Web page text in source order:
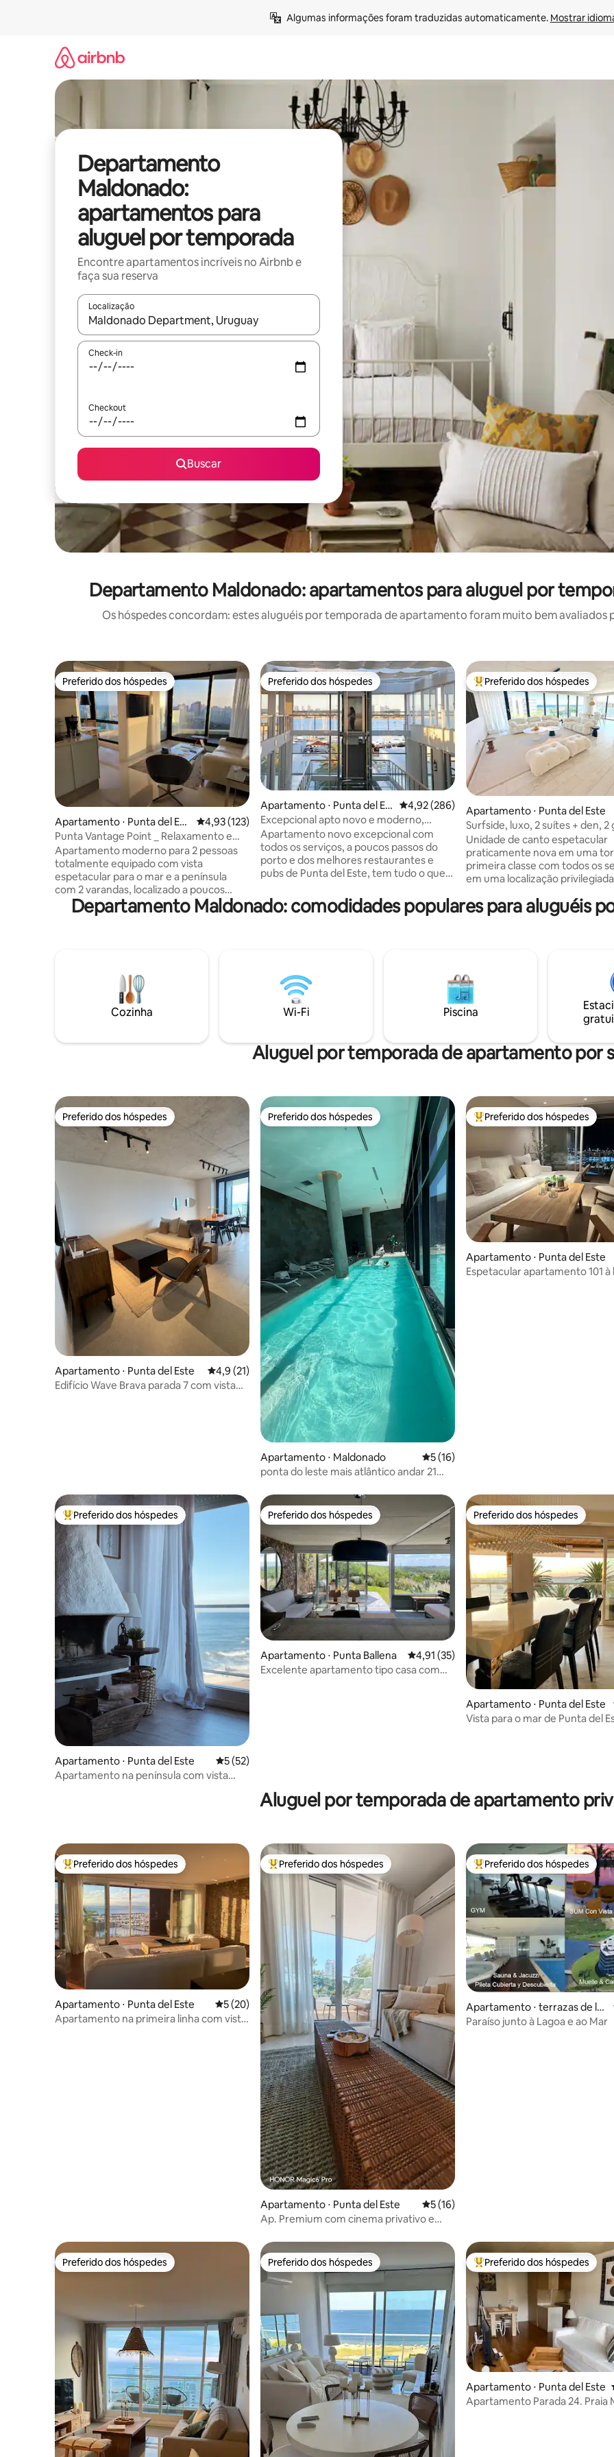
Algumas informações foram traduzidas automaticamente. Mostrar
Departamento
Maldonado:
apartamentos para
aluguel por temporada
Encontre apartamentos incríveis no Airbnb e
faça sua reserva
Localização
Quando os resultados estiverem disponíveis, explore-os usando as seta para cima e para baixo do teclado ou tocando
Check-in
Checkout
Buscar
Departamento Maldonado: apartamentos para aluguel por
Os hóspedes concordam: estes aluguéis por temporada de apartamento foram muito bem avaliados
Preferido dos hóspedes
Preferido dos hóspedes
Apartamento ⋅ Punta del Est
e
4,93 de uma avaliação média de 5, 123 avaliações
4,93 (123)
Punta Vantage Point _ Relaxamento e
Praia
Apartamento moderno para 2 pessoas
totalmente equipado com vista
espetacular para o mar e a península
com 2 varandas, localizado a poucos
quarteirões do centro e das praias Mansa
e Brava. Inclui o uso de garagem própria,
de Punta del Este durante todo o ano ou
combinar descanso e trabalho, pois
conta com uma conexão rápida à
Internet (200 Mbps).
Preferido dos hóspedes
Preferido dos hóspedes
Apartamento ⋅ Punta del Est
e
4,92 de uma avaliação média de 5, 286
4,92 (286)
Excepcional apto novo e moderno,
passos do porto
Apartamento novo excepcional com
todos os serviços, a poucos passos do
porto e dos melhores restaurantes e
pubs de Punta del Este, tem tudo o que
decoração moderna e funcional; muito
perto da Praia Inglesa e do Farol. O
limpeza de pratos ou utensílios de
cozinha, como panelas, frigideiras, etc.
Entre os melhores preferidos
Preferido dos hóspedes
Apartamento ⋅ Punta del Este
Surfside, luxo, 2 suítes + den, 2
Unidade de canto espetacular
praticamente nova em uma
primeira classe com todos os
em uma localização privilegiada. Sala
integrada. Varanda em forma de L ao
redor do apartamento. 2 suítes
banheira. A/C Central
dupla com painéis. Máquina de
louça com painéis. 2 garagens
Departamento Maldonado: comodidades populares para aluguéis
Cozinha Wi-Fi Piscina
Aluguel por temporada de apartamento por
Preferido dos hóspedes
Preferido dos hóspedes
Apartamento ⋅ Punta del Este 4,9 de uma avaliação média de 5, 21 avaliações
4,9 (21)
Edifício Wave Brava parada 7 com vista
Preferido dos hóspedes
Preferido dos hóspedes
Apartamento ⋅ Maldonado 5 de uma avaliação média de 5, 16
5 (16)
ponta do leste mais atlântico andar 21
Entre os melhores preferidos
Preferido dos hóspedes
Apartamento ⋅ Punta del Este
Espetacular apartamento 101
Entre os melhores preferidos dos hóspedes
Preferido dos hóspedes
Apartamento ⋅ Punta del Este 5 de uma avaliação média de 5, 52 avaliações
5 (52)
Apartamento na península com vista
Preferido dos hóspedes
Preferido dos hóspedes
Apartamento ⋅ Punta Ballena 4,91 de uma avaliação média de 5, 35
4,91 (35)
Excelente apartamento tipo casa com
Preferido dos hóspedes
Preferido dos hóspedes
Apartamento ⋅ Punta del Este
Vista para o mar de Punta del
Aluguel por temporada de apartamento
Entre os melhores preferidos dos hóspedes
Preferido dos hóspedes
Apartamento ⋅ Punta del Este 5 de uma avaliação média de 5, 20 avaliações
5 (20)
Apartamento na primeira linha com vista
Entre os melhores preferidos dos hóspedes
Preferido dos hóspedes
Apartamento ⋅ Punta del Este 5 de uma avaliação média de 5, 16
5 (16)
Ap. Premium com cinema privativo e
Entre os melhores preferidos
Preferido dos hóspedes
Apartamento ⋅ terrazas de la l
aguna
Paraíso junto à Lagoa e ao Mar
Preferido dos hóspedes
Preferido dos hóspedes Preferido dos hóspedes
Preferido dos hóspedes Entre os melhores preferidos
Preferido dos hóspedes
Apartamento ⋅ Punta del Este
Apartamento Parada 24. Praia